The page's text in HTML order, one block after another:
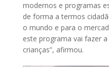
modernos e programas
de forma a termos
o mundo e para o
este programa vai fazer
crianças”, afirmou.